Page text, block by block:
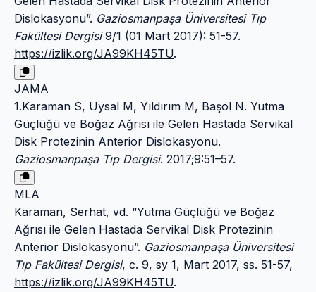
Dislokasyonu”. Gaziosmanpaşa Üniversitesi Tıp
Fakültesi Dergisi9/1 (01 Mart 2017): 51-57.
https://izlik.org/JA99KH45TU.
JAMA
1.Karaman S, Uysal M, Yıldırım M, Başol N. Yutma
Güçlüğü ve Boğaz Ağrısı ile Gelen Hastada Servikal
Disk Protezinin Anterior Dislokasyonu.
Gaziosmanpaşa Tıp Dergisi. 2017;9:51–57.
MLA
Karaman, Serhat, vd. “Yutma Güçlüğü ve Boğaz
Ağrısı ile Gelen Hastada Servikal Disk Protezinin
Anterior Dislokasyonu”. Gaziosmanpaşa Üniversitesi
Tıp Fakültesi Dergisi, c. 9, sy 1, Mart 2017, ss. 51-57,
https://izlik.org/JA99KH45TU.